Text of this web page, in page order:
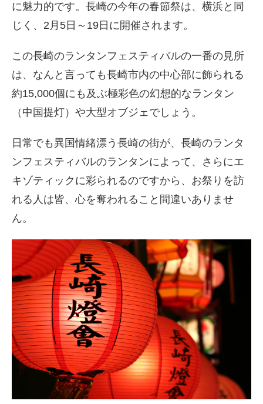
に魅力的です。長崎の今年の春節祭は、横浜と同
じく、2月5日～19日に開催されます。
この長崎のランタンフェスティバルの一番の見所
は、なんと言っても長崎市内の中心部に飾られる
約15,000個にも及ぶ極彩色の幻想的なランタン
（中国提灯）や大型オブジェでしょう。
日常でも異国情緒漂う長崎の街が、長崎のランタ
ンフェスティバルのランタンによって、さらにエ
キゾティックに彩られるのですから、お祭りを訪
れる人は皆、心を奪われること間違いありませ
ん。